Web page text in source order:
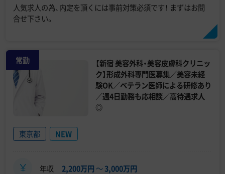
人気求人の為、内定を頂くには事前対策必須です！ まずはお問
合せ下さい。
常勤
【新宿 美容外科・美容皮膚科クリニッ
ク】形成外科専門医募集／美容未経
験OK／ベテラン医師による研修あり
／週4日勤務も応相談／高待遇求人
◎
東京都 NEW
年収 2,200万円 〜3,000万円